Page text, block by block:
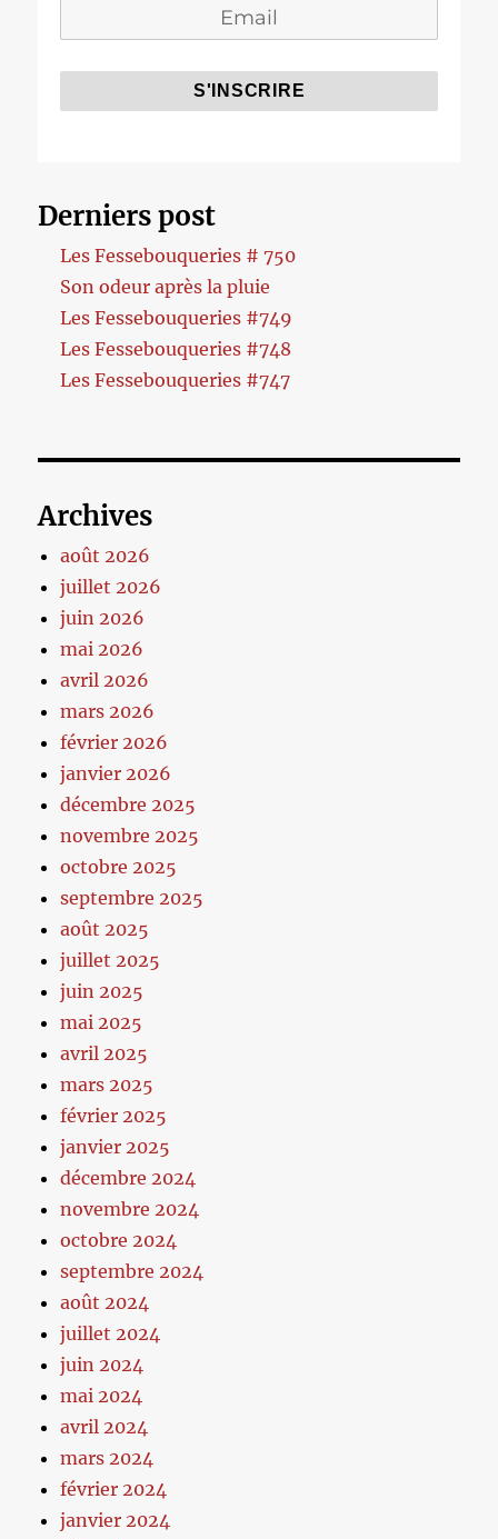
Derniers post
Les Fessebouqueries # 750
Son odeur après la pluie
Les Fessebouqueries #749
Les Fessebouqueries #748
Les Fessebouqueries #747
Archives
août 2026
juillet 2026
juin 2026
mai 2026
avril 2026
mars 2026
février 2026
janvier 2026
décembre 2025
novembre 2025
octobre 2025
septembre 2025
août 2025
juillet 2025
juin 2025
mai 2025
avril 2025
mars 2025
février 2025
janvier 2025
décembre 2024
novembre 2024
octobre 2024
septembre 2024
août 2024
juillet 2024
juin 2024
mai 2024
avril 2024
mars 2024
février 2024
janvier 2024